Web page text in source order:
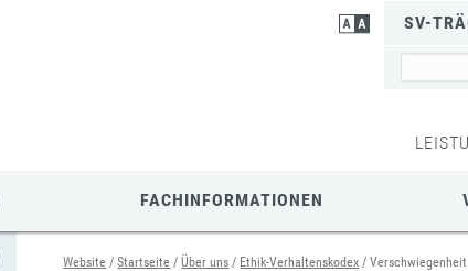
SV-
FACHINFORMATIONEN
Website Startseite Über uns Ethik-Verhaltenskodex Verschwiegenheit